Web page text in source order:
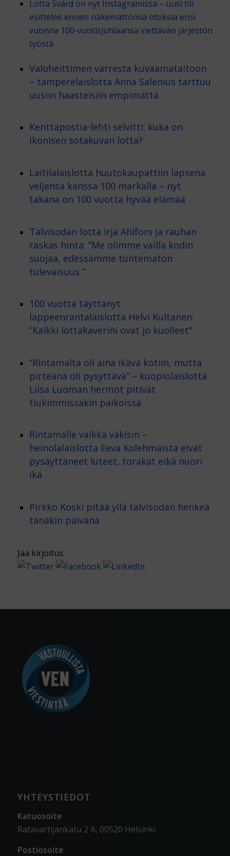
Lotta Svärd on nyt Instagramissa – uusi tili
esittelee ennen näkemättömiä otoksia ensi
vuonna 100-vuotisjuhlaansa viettävän järjestön
työstä
Valoheittimen varresta kuvaamataitoon
– tamperelaislotta Anna Salenius tarttuu
uusiin haasteisiin empimättä
Kenttäpostia-lehti selvitti: kuka on
ikonisen sotakuvan lotta?
Laitilalaislotta huutokaupattiin lapsena
veljensä kanssa 100 markalla – nyt
takana on 100 vuotta hyvää elämää
Talvisodan lotta Irja Ahlfors ja rauhan
raskas hinta: ”Me olimme vailla kodin
suojaa, edessämme tuntematon
tulevaisuus ”
100 vuotta täyttänyt
lappeenrantalaislotta Helvi Kultanen:
”Kaikki lottakaverini ovat jo kuolleet”
”Rintamalta oli aina ikävä kotiin, mutta
pirteänä oli pysyttävä” – kuopiolaislotta
Liisa Luoman hermot pitivät
tiukimmissakin paikoissa
Rintamalle vaikka väkisin –
heinolalaislotta Eeva Kolehmaista eivät
pysäyttäneet luteet, torakat eikä nuori
ikä
Pirkko Koski pitää yllä talvisodan henkeä
tänäkin päivänä
Jaa kirjoitus:
YHTEYSTIEDOT
Katuosoite
Ratavartijankatu 2 A, 00520 Helsinki
Postiosoite